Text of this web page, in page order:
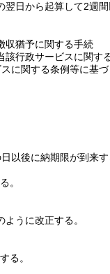
日から起算して2週間
収猶予に関する手続
行政サービスに関す
に関する条例等に基づ
以後に納期限が到来
。
ように改正する。
る。